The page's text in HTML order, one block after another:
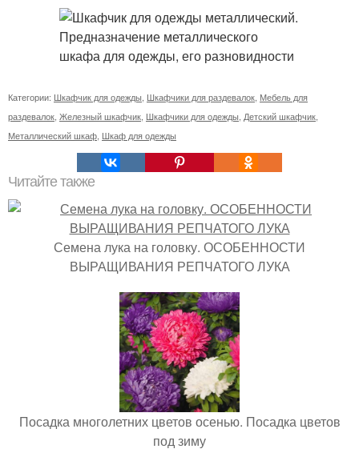
Категории: Шкафчик для одежды Шкафчики для раздевалок Мебель для
раздевалок Железный шкафчик Шкафчики для одежды Детский шкафчик
Металлический шкаф Шкаф для одежды
Читайте также
Семена лука на головку. ОСОБЕННОСТИ
ВЫРАЩИВАНИЯ РЕПЧАТОГО ЛУКА
Посадка многолетних цветов осенью. Посадка цветов
под зиму